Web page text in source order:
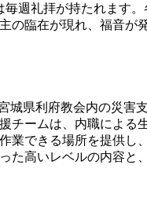
週礼拝が持たれま
の臨在が現れ、福音
城県利府教会内の災
ームは、内職によ
できる場所を提供
高いレベルの内容